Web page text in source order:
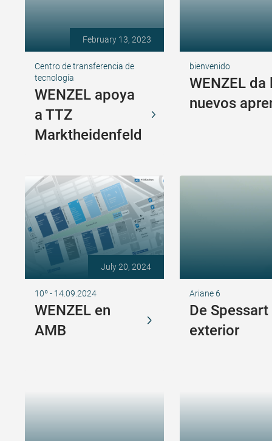
February 13, 2023
Centro de transferencia de
tecnología
WENZEL apoya
a TTZ
Marktheidenfeld
bienvenido
WENZEL
nuevos
July 20, 2024
10º - 14.09.2024
WENZEL en
AMB
Ariane 6
De
exterior